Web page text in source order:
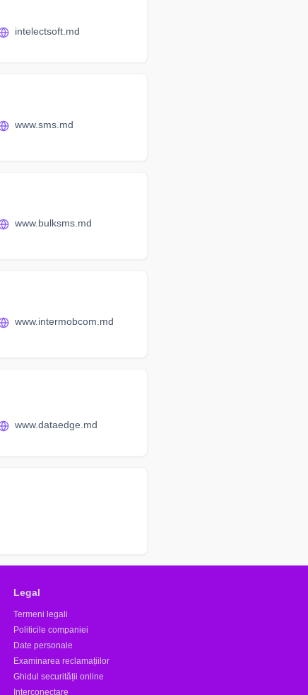
intelectsoft.md
www.sms.md
www.bulksms.md
www.intermobcom.md
www.dataedge.md
Legal
Termeni legali
Politicile companiei
Date personale
Examinarea reclamațiilor
Ghidul securității online
Interconectare